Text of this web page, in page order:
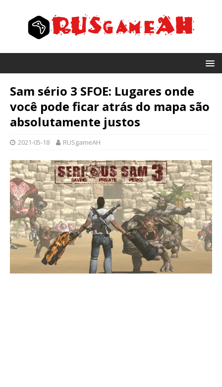
Sam sério 3 SFOE: Lugares onde
você pode ficar atrás do mapa são
absolutamente justos
2021-05-18 RUSgameAH